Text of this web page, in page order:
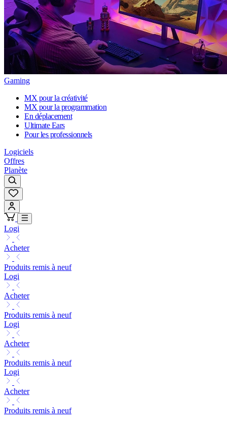
Gaming
MX pour la créativité
MX pour la programmation
En déplacement
Ultimate Ears
Pour les professionnels
Logiciels
Offres
Planète
Logi
Acheter
Produits remis à neuf
Logi
Acheter
Produits remis à neuf
Logi
Acheter
Produits remis à neuf
Logi
Acheter
Produits remis à neuf